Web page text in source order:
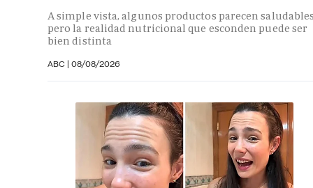
A simple vista, algunos productos parecen
pero la realidad nutricional que esconden puede ser
bien distinta
ABC | 08/08/2026